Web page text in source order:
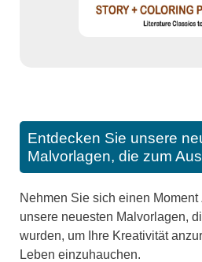
Entdecken Sie unsere
Malvorlagen, die zum
Nehmen Sie sich einen
unsere neuesten Malvorlagen,
wurden, um Ihre Kreativität
Leben einzuhauchen.